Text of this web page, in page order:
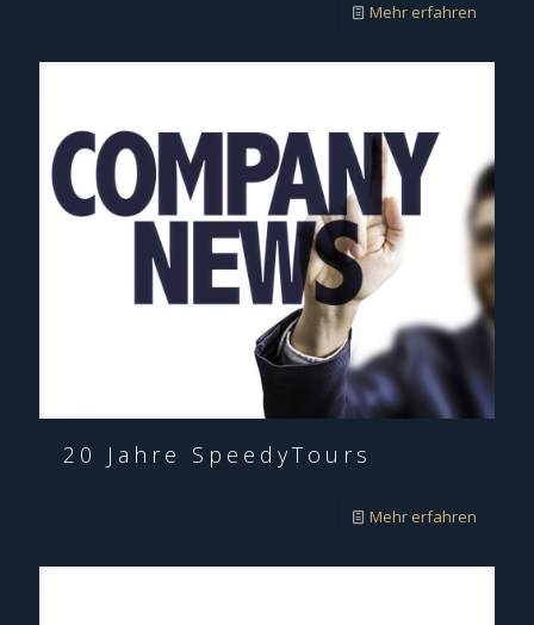
Mehr erfahren
20 Jahre SpeedyTours
Mehr erfahren